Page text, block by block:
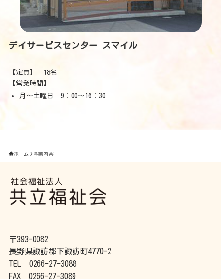
デイサービスセンター スマイル
【定員】 18名
【営業時間】
月～土曜日 9：00～16：30
ホーム 事業内容
〒393-0082
長野県諏訪郡下諏訪町4770-2
TEL 0266-27-3088
FAX 0266-27-3089